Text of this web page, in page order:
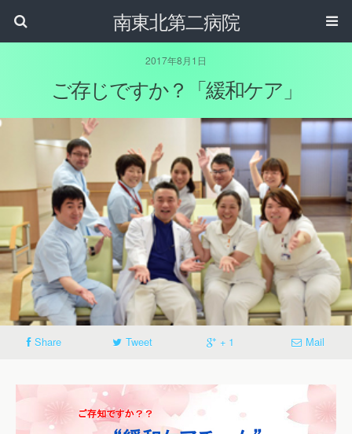
南東北第二病院
2017年8月1日
ご存じですか？「緩和ケア」
Share Tweet + 1 Mail